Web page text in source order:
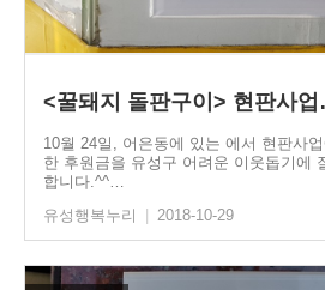
<꿀돼지 돌판구이> 현판사
10월 24일, 어은동에 있는 에서 현판사
한 후원금을 유성구 어려운 이웃돕기에
합니다.^^…
유성행복누리
| 2018-10-29